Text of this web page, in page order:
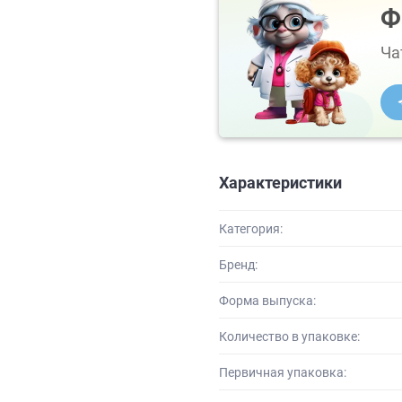
Характеристики
Категория:
Бренд:
Форма выпуска:
Количество в упаковке:
Первичная упаковка: